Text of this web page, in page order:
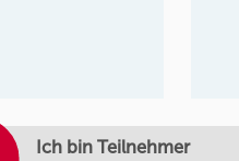
Ich bin Teilnehmer